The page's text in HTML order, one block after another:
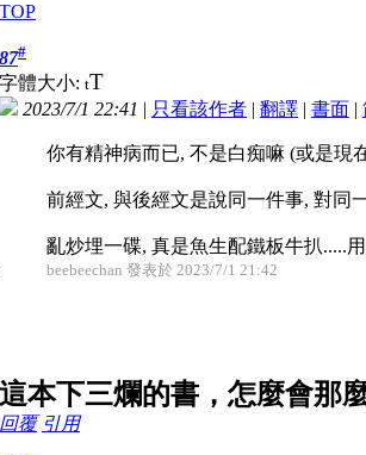
TOP
87#
字體大小: tT
2023/7/1 22:41 | 只看該作者 | 翻譯 | 書面 |
你有精神病而已, 不是白痴嘛 (或是現
前經文, 與後經文是說同一件事, 對同
亂炒埋一碟, 真是魚生配鐵板牛扒.....
beebeechan 發表於 2023/7/1 21:42
這本下三爛的書，怎麼會那
回覆 引用